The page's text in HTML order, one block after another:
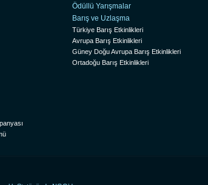
Ödüllü Yarışmalar
Barış ve Uzlaşma
Türkiye Barış Etkinlikleri
Avrupa Barış Etkinlikleri
Güney Doğu Avrupa Barış Etkinlikleri
Ortadoğu Barış Etkinlikleri